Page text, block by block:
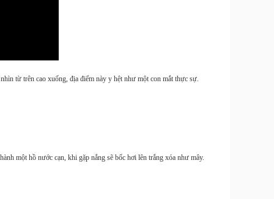
từ trên cao xuống, địa điểm này y hệt như một con mắt thực sự.
một hồ nước cạn, khi gặp nắng sẽ bốc hơi lên trắng xóa như mây.